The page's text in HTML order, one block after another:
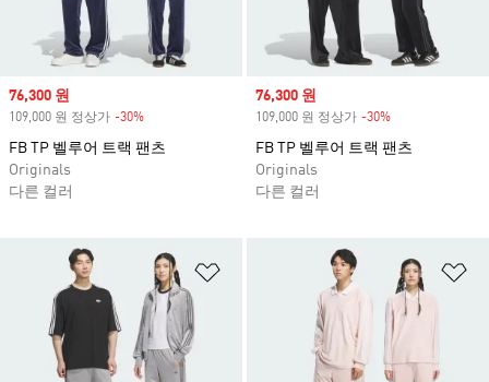
Sale price
76,300 원
109,000 원 정상가 -30%
FB TP 벨루어 트랙 팬츠
Originals
다른 컬러
Sale price
76,300 원
109,000 원 정상가 -30%
FB TP 벨루어 트랙 팬츠
Originals
다른 컬러
위시리스트 담기